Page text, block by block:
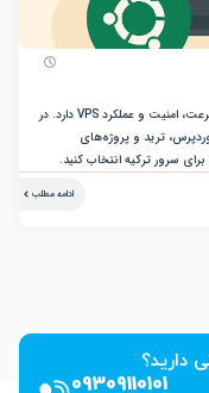
انتخاب بهترین سیستم عامل سرور ترکیه تأثیر مستقیم بر سرعت، امنیت و عملکرد VPS دارد. در
ترید و پروژه‌های
انتخاب کنید.